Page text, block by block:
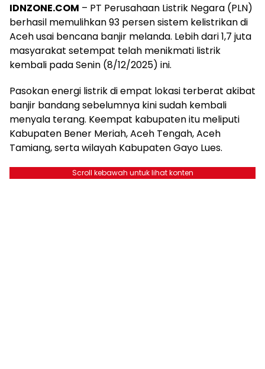
IDNZONE.COM – PT Perusahaan Listrik Negara (PLN)
berhasil memulihkan 93 persen sistem kelistrikan di
Aceh usai bencana banjir melanda. Lebih dari 1,7 juta
masyarakat setempat telah menikmati listrik
kembali pada Senin (8/12/2025) ini.
Pasokan energi listrik di empat lokasi terberat akibat
banjir bandang sebelumnya kini sudah kembali
menyala terang. Keempat kabupaten itu meliputi
Kabupaten Bener Meriah, Aceh Tengah, Aceh
Tamiang, serta wilayah Kabupaten Gayo Lues.
Scroll kebawah untuk lihat konten